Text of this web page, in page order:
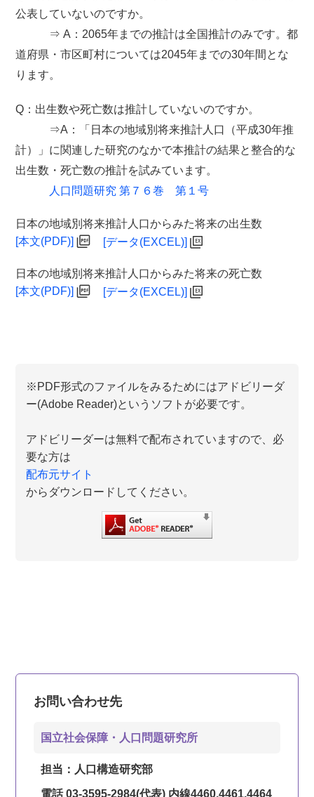
公表していないのですか。
⇒ A：2065年までの推計は全国推計のみです。都
道府県・市区町村については2045年までの30年間とな
ります。
Q：出生数や死亡数は推計していないのですか。
⇒A：「日本の地域別将来推計人口（平成30年推
計）」に関連した研究のなかで本推計の結果と整合的な
出生数・死亡数の推計を試みています。
人口問題研究 第７６巻 第１号
日本の地域別将来推計人口からみた将来の出生数
[本文(PDF)]
[データ(EXCEL)]
日本の地域別将来推計人口からみた将来の死亡数
[本文(PDF)]
[データ(EXCEL)]
※PDF形式のファイルをみるためにはアドビリーダ
ー(Adobe Reader)というソフトが必要です。
アドビリーダーは無料で配布されていますので、必
要な方は
配布元サイト
からダウンロードしてください。
お問い合わせ先
国立社会保障・人口問題研究所
担当：人口構造研究部
電話 03-3595-2984(代表) 内線4460,4461,4464